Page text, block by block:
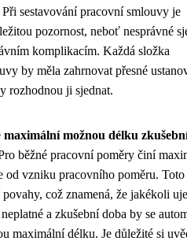
sestavování pracovní smlouvy je
pozornost, neboť nesprávné
komplikacím. Každá složka
by měla zahrnovat přesné
rozhodnou ji sjednat.
maximální možnou délku
běžné pracovní poměry činí
od vzniku pracovního poměru. Toto
což znamená, že jakékoli
a zkušební doba by se
maximální délku. Je důležité si